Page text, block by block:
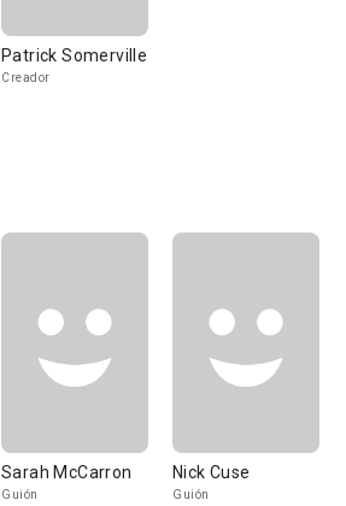
Patrick Somerville
Creador
Sarah McCarron
Guión
Nick Cuse
Guión